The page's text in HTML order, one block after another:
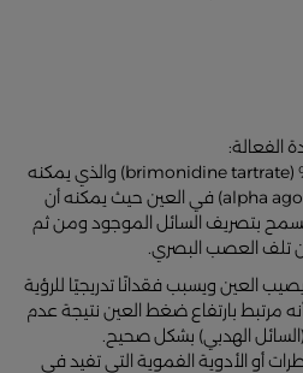
الفعالة:
بريمونيدين ترتارات بتركيز 0.1 % (brimonidine tartrate) والذي يمكنه
الارتباط بمستقبلات ألفا (alpha agonist) في العين حيث يمكنه أن
بتصريف السائل الموجود ومن ثم
العصب البصري.
العين ويسبب فقدانًا تدريجيًا للرؤية
مرتبط بارتفاع ضغط العين نتيجة عدم
الهدبي) بشكل صحيح.
أو الأدوية الفموية التي تفيد في